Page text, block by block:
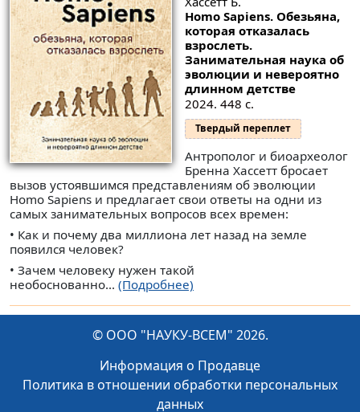
Homo Sapiens. Обезьяна,
которая отказалась
взрослеть.
Занимательная наука об
эволюции и невероятно
длинном детстве
2024. 448 с.
Твердый переплет
Антрополог и биоархеолог
Бренна Хассетт бросает
вызов устоявшимся представлениям об эволюции
Homo Sapiens и предлагает свои ответы на одни из
самых занимательных вопросов всех времен:
• Как и почему два миллиона лет назад на земле
появился человек?
• Зачем человеку нужен такой
необоснованно... (Подробнее)
© ООО "НАУКУ-ВСЕМ" 2026.
Информация о Продавце
Политика в отношении обработки персональных
данных